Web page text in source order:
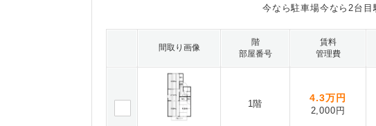
今なら駐車場今なら2台目
間取り画像
階
部屋番号
賃料
管理費
1階
4.3万円
2,000円